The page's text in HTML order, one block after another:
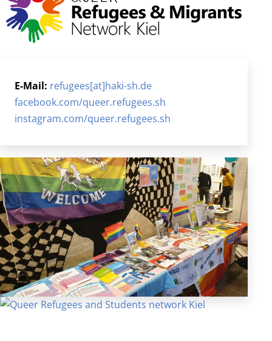
E-Mail: refugees[at]haki-sh.de
facebook.com/queer.refugees.sh
instagram.com/queer.refugees.sh